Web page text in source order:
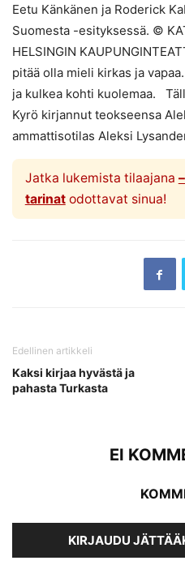
Eetu Känkänen ja Roderick
Suomesta -esityksessä. ©
HELSINGIN
pitää olla mieli kirkas ja
ja kulkea kohti kuolemaa.
Kyrö kirjannut teokseensa
ammattisotilas Aleksi
Jatka lukemista tilaajana
tarinatodottavat sinua!
Edellinen artikkeli
Kaksi kirjaa hyvästä ja
pahasta Turkasta
EI
KIRJAUDU